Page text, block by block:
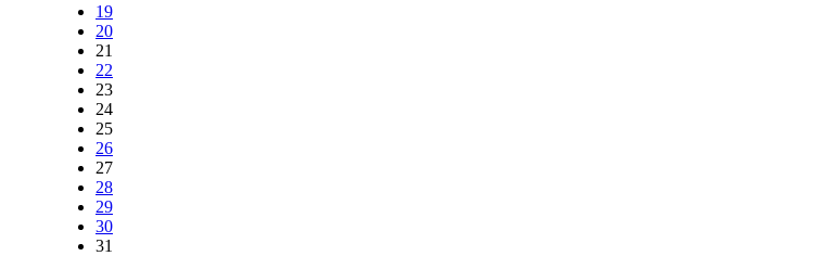
19
20
21
22
23
24
25
26
27
28
29
30
31